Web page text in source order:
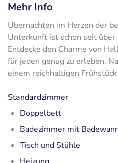
Mehr Info
Übernachten im Herzen der
Unterkunft ist schon seit
Entdecke den Charme von
für jeden genug zu erleben.
einem reichhaltigen
Standardzimmer
Doppelbett
Badezimmer mit
Tisch und Stühle